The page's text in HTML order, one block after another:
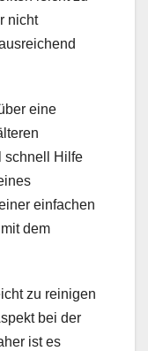
nicht
eine
schnell Hilfe
einfachen
dem
zu reinigen
bei der
ist es